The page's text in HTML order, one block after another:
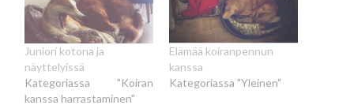
Juniori kotona ja
näyttelyissä
Kategoriassa "Koiran
kanssa harrastaminen"
Elämää koiranpennun
kanssa
Kategoriassa "Yleinen"